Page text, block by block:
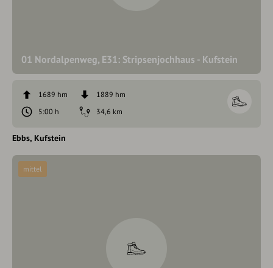
01 Nordalpenweg, E31: Stripsenjochhaus - Kufstein
1689 hm
1889 hm
5:00 h
34,6 km
Ebbs Kufstein
mittel